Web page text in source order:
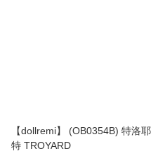
【dollremi】 (OB0354B) 特洛耶
特 TROYARD